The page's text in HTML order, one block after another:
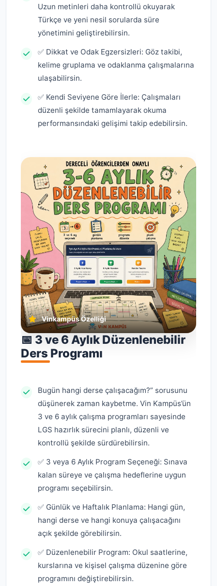
Uzun metinleri daha kontrollü okuyarak
Türkçe ve yeni nesil sorularda süre
yönetimini geliştirebilirsin.
✅ Dikkat ve Odak Egzersizleri: Göz takibi,
kelime gruplama ve odaklanma çalışmalarına
ulaşabilirsin.
✅ Kendi Seviyene Göre İlerle: Çalışmaları
düzenli şekilde tamamlayarak okuma
performansındaki gelişimi takip edebilirsin.
Vinkampüs Özelliği
📅 3 ve 6 Aylık Düzenlenebilir
Ders Programı
Bugün hangi derse çalışacağım?” sorusunu
düşünerek zaman kaybetme. Vin Kampüs’ün
3 ve 6 aylık çalışma programları sayesinde
LGS hazırlık sürecini planlı, düzenli ve
kontrollü şekilde sürdürebilirsin.
✅ 3 veya 6 Aylık Program Seçeneği: Sınava
kalan süreye ve çalışma hedeflerine uygun
programı seçebilirsin.
✅ Günlük ve Haftalık Planlama: Hangi gün,
hangi derse ve hangi konuya çalışacağını
açık şekilde görebilirsin.
✅ Düzenlenebilir Program: Okul saatlerine,
kurslarına ve kişisel çalışma düzenine göre
programını değiştirebilirsin.